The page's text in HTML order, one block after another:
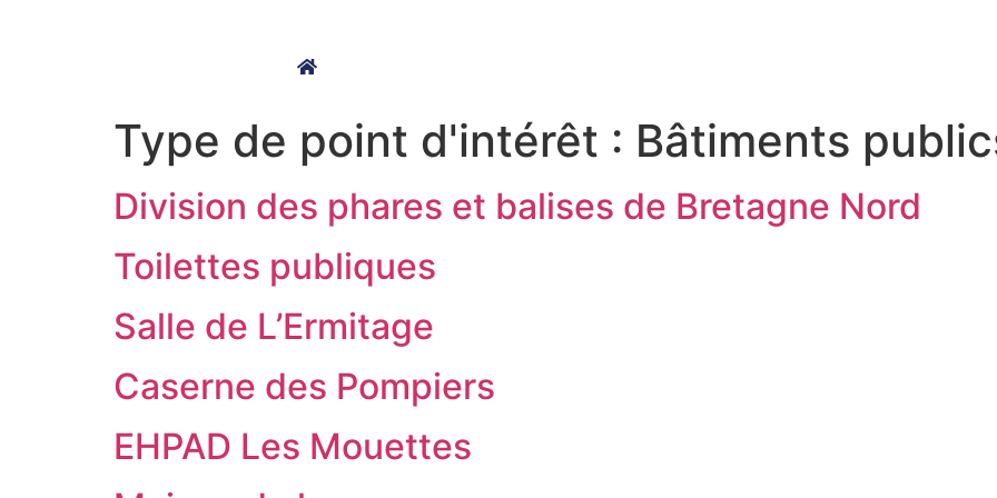
Type de point d'intérêt : Bâtiments
Division des phares et balises de Bretagne Nord
Toilettes publiques
Salle de L’Ermitage
Caserne des Pompiers
EHPAD Les Mouettes